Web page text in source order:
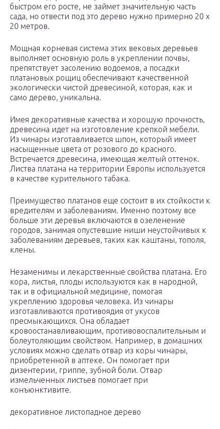
быстром его росте, не займет значительную часть
сада, но отвести под это дерево нужно примерно 20 х
20 метров.
Мощная корневая система этих вековых деревьев
выполняет основную роль в укреплении почвы,
препятствует засолению водоемов, а посадки
платановых рощиц обеспечивают качественной
экологически чистой древесиной, которая, как и
само дерево, уникальна.
Имея декоративные качества и хорошую прочность,
древесина идет на изготовление крепкой мебели.
Из чинары изготавливается шпон, который имеет
насыщенные цвета от розового до красного.
Встречается древесина, имеющая желтый оттенок.
Листва платана на территории Европы используется
в качестве курительного табака.
Преимущество платанов еще состоит в их стойкости к
вредителям и заболеваниям. Именно поэтому все
больше эти деревья включаются в озеленение
городов, занимая опустевшие ниши неустойчивых к
заболеваниям деревьев, таких как каштаны, тополя,
клены.
Незаменимы и лекарственные свойства платана. Его
кора, листья, плоды используются как в народной,
так и в официальной медицине, помогая
укреплению здоровья человека. Из чинары
изготавливаются противоядия от укусов
пресмыкающихся. Она обладает
кровоостанавливающим, противовоспалительным и
болеутоляющим свойством. Например, в домашних
условиях можно сделать отвар из коры чинары,
приобретенной в аптеке. Он помогает при
дизентерии, гриппе, зубной боли. Отвар
измельченных листьев помогает при
конъюнктивите.
декоративное листопадное дерево